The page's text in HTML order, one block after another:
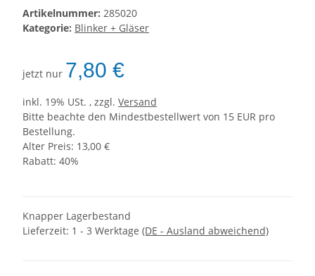
Artikelnummer: 285020
Kategorie: Blinker + Gläser
jetzt nur 7,80 €
inkl. 19% USt. , zzgl. Versand
Bitte beachte den Mindestbestellwert von 15 EUR pro
Bestellung.
Alter Preis: 13,00 €
Rabatt: 40%
Knapper Lagerbestand
Lieferzeit: 1 - 3 Werktage (DE - Ausland abweichend)